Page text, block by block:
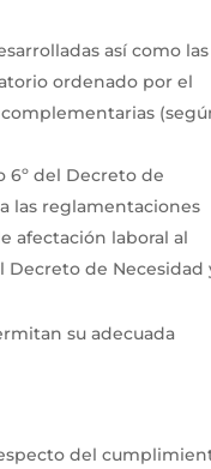
así como las
ordenado por el
6º del Decreto de
las reglamentaciones
afectación laboral al
Decreto de Necesidad
su adecuada
del